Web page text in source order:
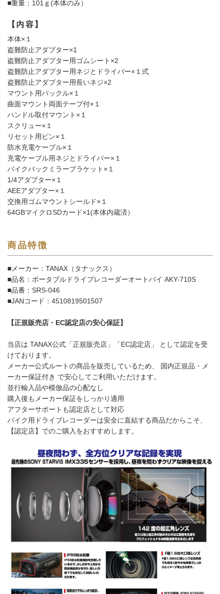
■重量：101ｇ(本体のみ）
【内容】
本体×１
盗難防止アダプター×1
盗難防止アダプター用ゴムシート×2
盗難防止アダプター用ネジとドライバー×１式
盗難防止アダプター用長いネジ×2
マウント用バックル×１
曲面マウント両面テープ付×１
ハンドル取付マウント×１
スクリュー×１
リセット用ピン×１
防水充電ケーブル×１
充電ケーブル用ネジとドライバー×１
バイクバックミラーブラケット×１
1/4アダプター×１
AEEアダプター×１
交換用ゴムマウントシールド×１
64GBマイクロSDカード×1(本体内蔵済）
商品特徴
■メーカー：TANAX（タナックス）
■品名：ポータブルドライブレコーダーオートバイ AKY-710S
■品番：SRS-046
■JANコード：4510819501507
【正規販売店・EC認定店の安心保証】
当店は TANAX公式「正規販売店」「EC認定店」 として認定を受
けております。
メーカー公式ルートの商品を販売しているため、 国内正規品・メ
ーカー保証付き で安心してご利用いただけます。
並行輸入品や模倣品の心配なし
購入後もメーカー保証をしっかり適用
アフターサポートも認定店として対応
バイク用ドライブレコーダーは安全に直結する商品だからこそ、
【認定店】でのご購入をおすすめします。